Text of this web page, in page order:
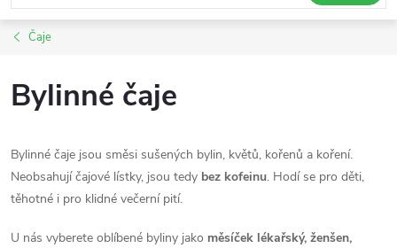
Čaje
Bylinné čaje
Bylinné čaje jsou směsi sušených bylin, květů, kořenů a koření.
Neobsahují čajové lístky, jsou tedy bez kofeinu. Hodí se pro děti,
těhotné i pro klidné večerní pití.
U nás vyberete oblíbené byliny jako měsíček lékařský, ženšen,